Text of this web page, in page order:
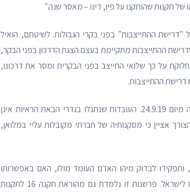
ההתייצבות" בפני בקרי הגבולות. לשיטתם, הואיל
ההתייצבות מתקיימת בעצם הצגת הדרכון בפני הבקר,
על כך שלואי התייצב בפני הבקרית ומסר את דרכונו,
דרישת ההתייצבות.
טענה זו התבררה ונדחתה בהחלטת חברתי השופטת דקל נוה מיום 24.9.19. העובדות שנתגלו בגדרי הבאת הראיות אינן
אציין כי מסקנותיה של חברתי מקובלות עליי במלואן,
ותפקידו לבדוק מיהו האדם העומד מולו, האם באפשרותו
להיכנס לגבולות המדינה או קיימת הגבלה כלשהי על כניסתו לישראל. פרשנות זו נלמדת גם מהוראת תקנה 16 לתקנות